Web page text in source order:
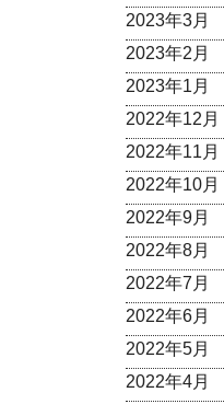
2023年3月
2023年2月
2023年1月
2022年12月
2022年11月
2022年10月
2022年9月
2022年8月
2022年7月
2022年6月
2022年5月
2022年4月